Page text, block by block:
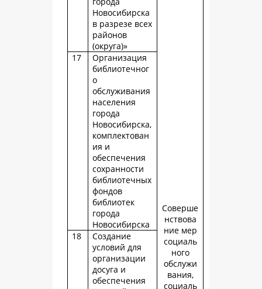
Новосибирска
в разрезе всех
районов
(округа)»
Соверше
нствова
ние мер
социаль
ного
обслужи
вания,
социаль
17
Организация
библиотечног
о
обслуживания
населения
города
Новосибирска,
комплектован
ия и
обеспечения
сохранности
библиотечных
фондов
библиотек
города
Новосибирска
18
Создание
условий для
организации
досуга и
обеспечения